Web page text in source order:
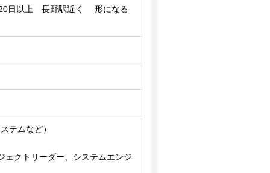
日以上 長野駅近く 形になる
テムなど）
ェクトリーダー、システムエンジ